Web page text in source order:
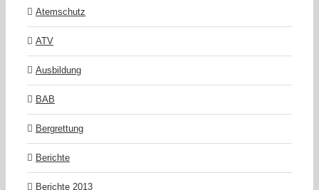
Atemschutz
ATV
Ausbildung
BAB
Bergrettung
Berichte
Berichte 2013